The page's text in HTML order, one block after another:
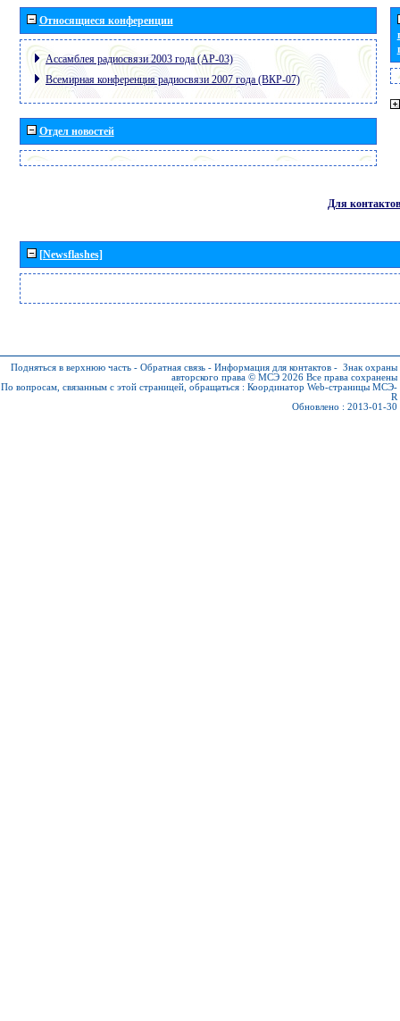
Относящиеся конференции
Ассамблея радиосвязи 2003 года (АР-03)
Всемирная конференция радиосвязи 2007 года (ВКР-07)
Отдел новостей
Для контактов
[Newsflashes]
Подняться в верхнюю часть - Обратная связь - Информация для контактов - Знак охраны
авторского права © МСЭ 2026 Все права сохранены
По вопросам, связанным с этой страницей, обращаться : Координатор Web-страницы МСЭ-
R
Обновлено : 2013-01-30